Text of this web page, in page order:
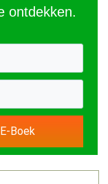
ontdekken.
Boek